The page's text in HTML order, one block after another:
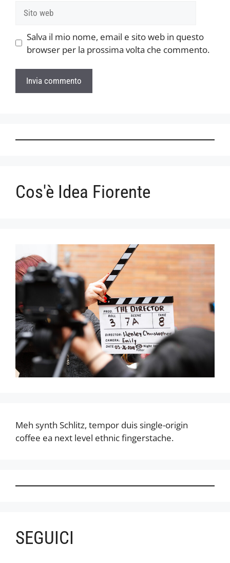
Sito
web
Salva il mio nome, email e sito web in questo
browser per la prossima volta che commento.
Cos'è Idea Fiorente
Meh synth Schlitz, tempor duis single-origin
coffee ea next level ethnic fingerstache.
SEGUICI